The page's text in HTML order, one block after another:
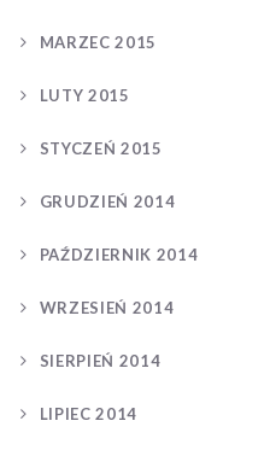
MARZEC 2015
LUTY 2015
STYCZEŃ 2015
GRUDZIEŃ 2014
PAŹDZIERNIK 2014
WRZESIEŃ 2014
SIERPIEŃ 2014
LIPIEC 2014